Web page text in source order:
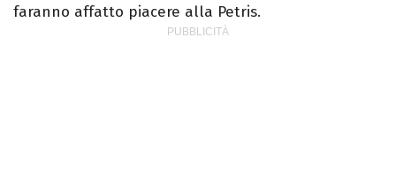
faranno affatto piacere alla Petris.